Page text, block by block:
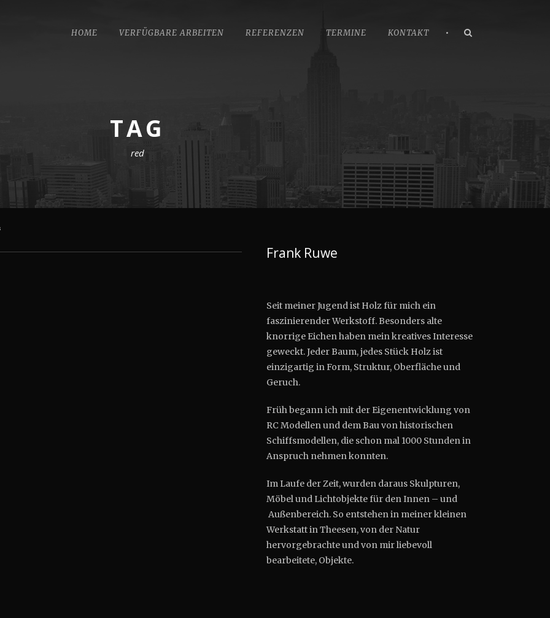
HOME VERFÜGBARE ARBEITEN REFERENZEN TERMINE KONTAKT •
TAG
red
Frank Ruwe
Seit meiner Jugend ist Holz für mich ein
faszinierender Werkstoff. Besonders alte
knorrige Eichen haben mein kreatives Interesse
geweckt. Jeder Baum, jedes Stück Holz ist
einzigartig in Form, Struktur, Oberfläche und
Geruch.
Früh begann ich mit der Eigenentwicklung von
RC Modellen und dem Bau von historischen
Schiffsmodellen, die schon mal 1000 Stunden in
Anspruch nehmen konnten.
Im Laufe der Zeit, wurden daraus Skulpturen,
Möbel und Lichtobjekte für den Innen – und
Außenbereich. So entstehen in meiner kleinen
Werkstatt in Theesen, von der Natur
hervorgebrachte und von mir liebevoll
bearbeitete, Objekte.